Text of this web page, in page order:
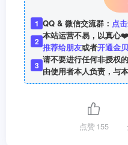
1 QQ & 微信交流群： 点
2
本站运营不易，以真心
推荐给朋友或者开通金
3
请不要进行任何非授权
由使用者本人负责，与
点赞155